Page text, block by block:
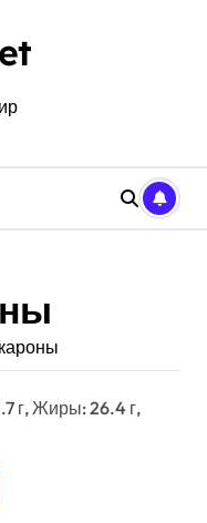
г, Жиры: 26.4 г,